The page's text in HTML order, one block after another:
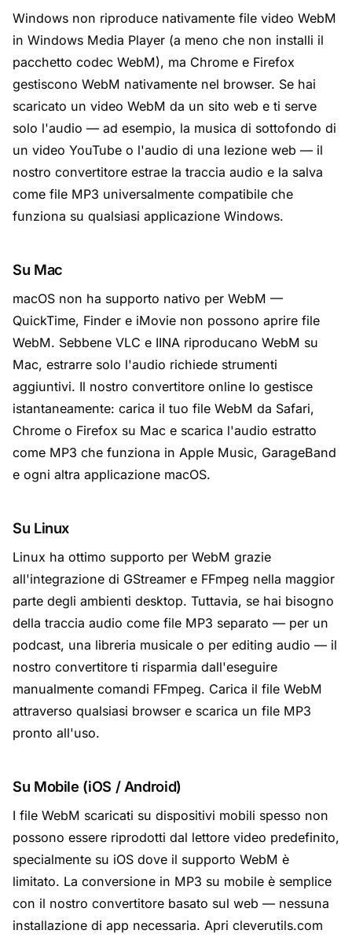
Windows non riproduce nativamente file video WebM
in Windows Media Player (a meno che non installi il
pacchetto codec WebM), ma Chrome e Firefox
gestiscono WebM nativamente nel browser. Se hai
scaricato un video WebM da un sito web e ti serve
solo l'audio — ad esempio, la musica di sottofondo di
un video YouTube o l'audio di una lezione web — il
nostro convertitore estrae la traccia audio e la salva
come file MP3 universalmente compatibile che
funziona su qualsiasi applicazione Windows.
Su Mac
macOS non ha supporto nativo per WebM —
QuickTime, Finder e iMovie non possono aprire file
WebM. Sebbene VLC e IINA riproducano WebM su
Mac, estrarre solo l'audio richiede strumenti
aggiuntivi. Il nostro convertitore online lo gestisce
istantaneamente: carica il tuo file WebM da Safari,
Chrome o Firefox su Mac e scarica l'audio estratto
come MP3 che funziona in Apple Music, GarageBand
e ogni altra applicazione macOS.
Su Linux
Linux ha ottimo supporto per WebM grazie
all'integrazione di GStreamer e FFmpeg nella maggior
parte degli ambienti desktop. Tuttavia, se hai bisogno
della traccia audio come file MP3 separato — per un
podcast, una libreria musicale o per editing audio — il
nostro convertitore ti risparmia dall'eseguire
manualmente comandi FFmpeg. Carica il file WebM
attraverso qualsiasi browser e scarica un file MP3
pronto all'uso.
Su Mobile (iOS / Android)
I file WebM scaricati su dispositivi mobili spesso non
possono essere riprodotti dal lettore video predefinito,
specialmente su iOS dove il supporto WebM è
limitato. La conversione in MP3 su mobile è semplice
con il nostro convertitore basato sul web — nessuna
installazione di app necessaria. Apri cleverutils.com